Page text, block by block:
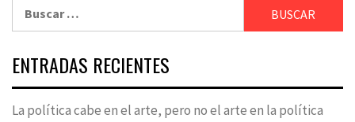
ENTRADAS RECIENTES
La política cabe en el arte, pero no el arte en la política